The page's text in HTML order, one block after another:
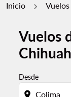
Inicio Vuelos
Vuelos
Desde
location_on